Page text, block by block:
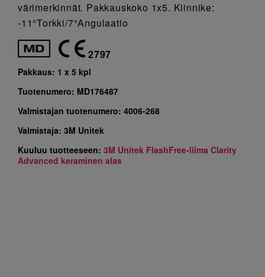
värimerkinnät. Pakkauskoko 1x5. Kiinnike:
-11°Torkki/7°Angulaatio
2797
Pakkaus: 1 x 5 kpl
Tuotenumero: MD176487
Valmistajan tuotenumero: 4006-268
Valmistaja: 3M Unitek
Kuuluu tuotteeseen: 3M Unitek FlashFree-liima Clarity
Advanced keraminen alas